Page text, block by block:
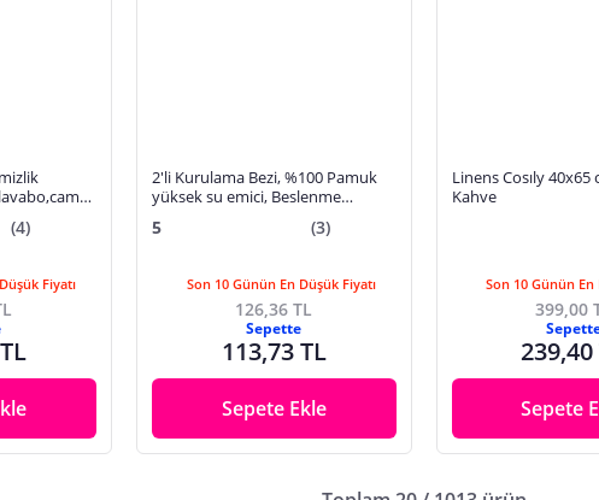
(4)
Fiyatı
2'li Kurulama Bezi, %100 Pamuk
yüksek su emici, Beslenme
45x60cm
5 (3)
Son 10 Günün En Düşük Fiyatı
126,36 TL
Sepette
113,73 TL
Sepete Ekle
Linens Cosıly
Kahve
Son 10 Günün En
399,00
239,40
Sepete